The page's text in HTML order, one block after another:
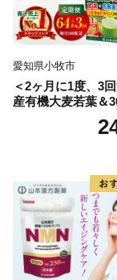
〒889-1201
宮崎県児湯郡都
綾町ふるさと
愛知県小牧市
＜2ヶ月に1度、3
産有機大麦若葉＆
菜 山本漢方 定